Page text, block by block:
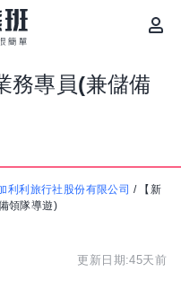
務專員(兼儲備
利利旅行社股份有限公司 /
【新
領隊導遊)
更新日期:45天前